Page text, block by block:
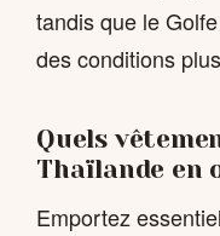
tandis que le
des conditions
Quels
Thaïlande en
Emportez